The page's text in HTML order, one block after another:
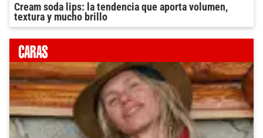
Cream soda lips: la tendencia que aporta volumen,
textura y mucho brillo